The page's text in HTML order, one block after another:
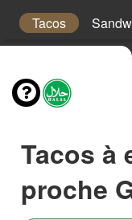
Tacos
Tacos à
proche